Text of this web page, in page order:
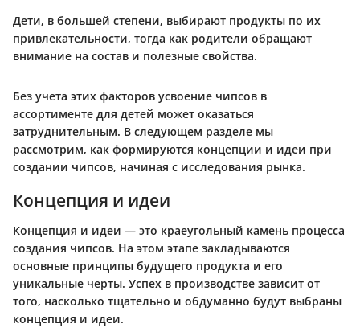
Дети, в большей степени, выбирают продукты по их
привлекательности, тогда как родители обращают
внимание на состав и полезные свойства.
Без учета этих факторов усвоение чипсов в
ассортименте для детей может оказаться
затруднительным. В следующем разделе мы
рассмотрим, как формируются концепции и идеи при
создании чипсов, начиная с исследования рынка.
Концепция и идеи
Концепция и идеи — это краеугольный камень процесса
создания чипсов. На этом этапе закладываются
основные принципы будущего продукта и его
уникальные черты. Успех в производстве зависит от
того, насколько тщательно и обдуманно будут выбраны
концепция и идеи.